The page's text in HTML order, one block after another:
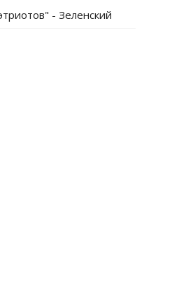
- Зеленский